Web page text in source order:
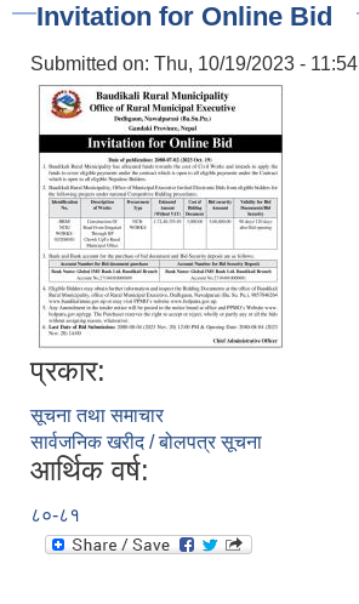
Invitation for Online Bid
Submitted on: Thu, 10/19/2023 - 11:54
प्रकार:
सूचना तथा समाचार
सार्वजनिक खरीद / बोलपत्र सूचना
आर्थिक वर्ष:
८०-८१